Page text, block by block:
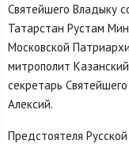
Святейшего Владыку
Татарстан Рустам
Московской
митрополит
секретарь
Алексий.
Предстоятеля